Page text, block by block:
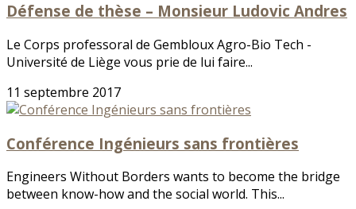
Défense de thèse – Monsieur Ludovic Andres
Le Corps professoral de Gembloux Agro-Bio Tech -
Université de Liège vous prie de lui faire...
11 septembre 2017
Conférence Ingénieurs sans frontières
Engineers Without Borders wants to become the bridge
between know-how and the social world. This...